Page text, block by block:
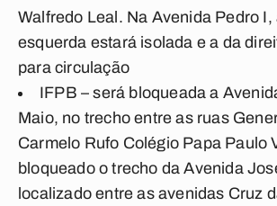
Walfredo Leal. Na Avenida Pedro I,
esquerda estará isolada e a da
para circulação
IFPB – será bloqueada a
Maio, no trecho entre as ruas
Carmelo Rufo Colégio Papa Paulo
bloqueado o trecho da Avenida
localizado entre as avenidas Cruz